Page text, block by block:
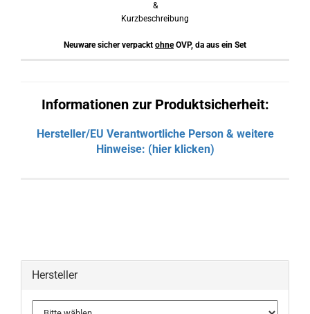
&
Kurzbeschreibung
Neuware sicher verpackt ohneOVP, da aus ein Set
Informationen zur Produktsicherheit:
Hersteller/EU Verantwortliche Person & weitere
Hinweise: (hier klicken)
Hersteller